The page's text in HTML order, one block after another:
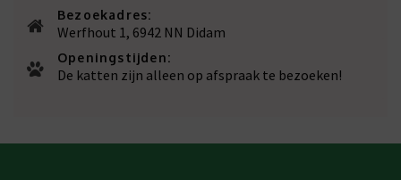
Bezoekadres:
Werfhout 1, 6942 NN Didam
Openingstijden:
De katten zijn alleen op afspraak te bezoeken!